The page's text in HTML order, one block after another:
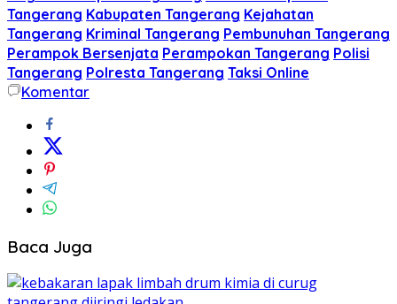
Tangerang Kabupaten Tangerang Kejahatan
Tangerang Kriminal Tangerang Pembunuhan Tangerang
Perampok Bersenjata Perampokan Tangerang Polisi
Tangerang Polresta Tangerang Taksi Online
Komentar
Baca Juga